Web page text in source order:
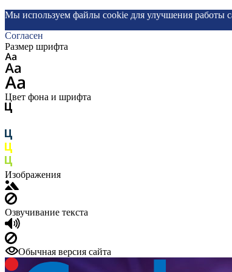
Мы используем файлы cookie для улучшения работы
Согласен
Размер шрифта
Цвет фона и шрифта
Изображения
Озвучивание текста
Обычная версия сайта